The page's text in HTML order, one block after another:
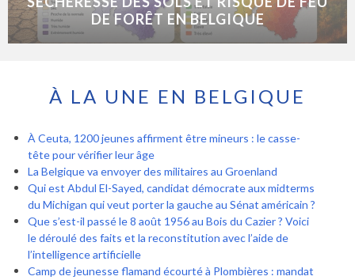
DE FORÊT EN BELGIQUE
À LA UNE EN BELGIQUE
À Ceuta, 1200 jeunes affirment être mineurs : le casse-
tête pour vérifier leur âge
La Belgique va envoyer des militaires au Groenland
Qui est Abdul El-Sayed, candidat démocrate aux midterms
du Michigan qui veut porter la gauche au Sénat américain ?
Que s’est-il passé le 8 août 1956 au Bois du Cazier ? Voici
le déroulé des faits et la reconstitution avec l’aide de
l’intelligence artificielle
Camp de jeunesse flamand écourté à Plombières : mandat